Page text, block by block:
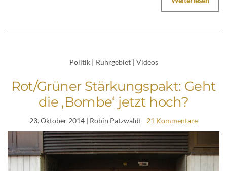
Politik | Ruhrgebiet | Videos
Rot/Grüner Stärkungspakt: Geht
die ‚Bombe‘ jetzt hoch?
23. Oktober 2014 | Robin Patzwaldt 21 Kommentare